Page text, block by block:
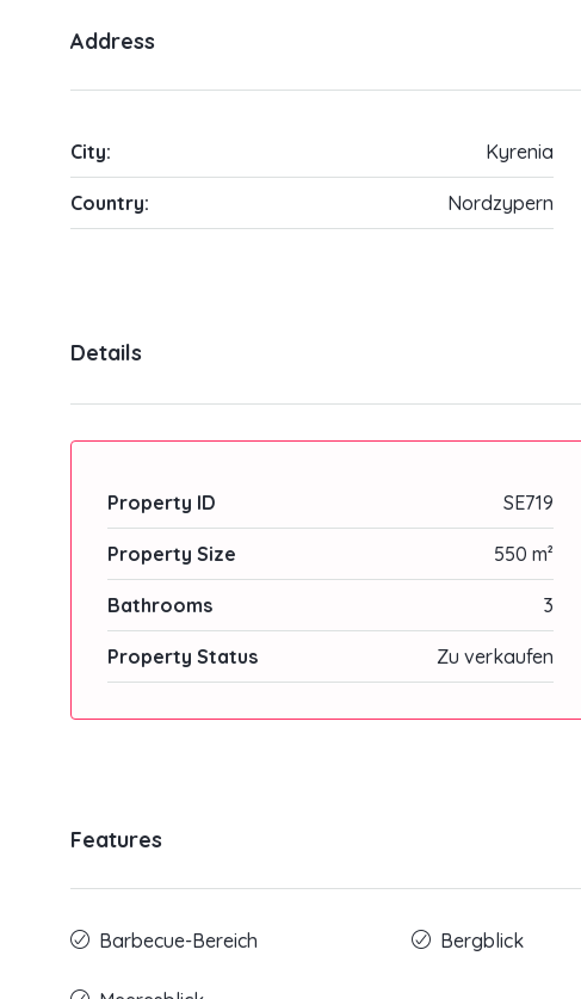
Address
City: Kyrenia
Country: Nordzypern
Details
Property ID SE719
Property Size 550 m²
Bathrooms 3
Property Status Zu verkaufen
Features
Barbecue-Bereich Bergblick